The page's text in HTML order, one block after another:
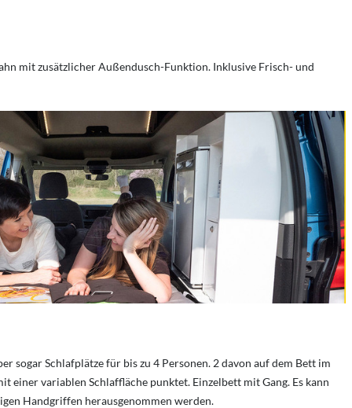
mit zusätzlicher Außendusch-Funktion. Inklusive Frisch- und
Schlafplätze für bis zu 4 Personen. 2 davon auf dem Bett im
variablen Schlaffläche punktet. Einzelbett mit Gang. Es kann
Handgriffen herausgenommen werden.